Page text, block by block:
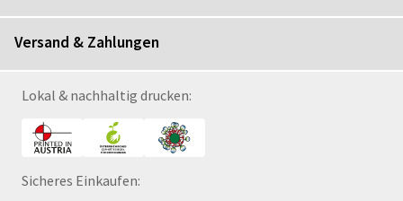
Versand & Zahlungen
Lokal & nachhaltig drucken:
Sicheres Einkaufen: